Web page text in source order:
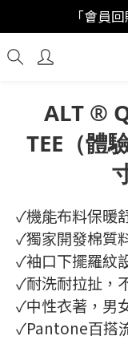
「註冊新會
「會員
「註冊新會
ALT ®
TEE（體
✓機能布料保暖
✓獨家開發棉質
✓袖口下擺羅紋
✓耐洗耐拉扯，
✓中性衣著，男
✓Pantone百搭